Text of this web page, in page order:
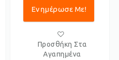
Ενημέρωσε Με!
Προσθήκη Στα
Αγαπημένα